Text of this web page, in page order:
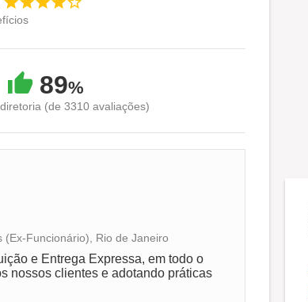
89%
(de 3310 avaliações)
com a vida familiar
Funcionário), Rio de Janeiro
e Entrega Expressa, em todo o
nossos clientes e adotando práticas